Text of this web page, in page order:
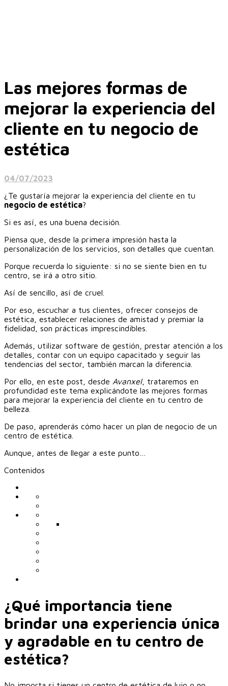
Las mejores formas de
mejorar la experiencia del
cliente en tu negocio de
estética
04/07/2023
¿Te gustaría mejorar la experiencia del cliente en tu
negocio de estética?
Si es así, es una buena decisión.
Piensa que, desde la primera impresión hasta la
personalización de los servicios, son detalles que cuentan.
Porque recuerda lo siguiente: si no se siente bien en tu
centro, se irá a otro sitio.
Así de sencillo, así de cruel.
Por eso, escuchar a tus clientes, ofrecer consejos de
estética, establecer relaciones de amistad y premiar la
fidelidad, son prácticas imprescindibles.
Además, utilizar software de gestión, prestar atención a los
detalles, contar con un equipo capacitado y seguir las
tendencias del sector, también marcan la diferencia.
Por ello, en este post, desde Avanxel, trataremos en
profundidad este tema explicándote las mejores formas
para mejorar la experiencia del cliente en tu centro de
belleza.
De paso, aprenderás cómo hacer un plan de negocio de un
centro de estética.
Aunque, antes de llegar a este punto…
Contenidos
¿Qué importancia tiene
brindar una experiencia única
y agradable en tu centro de
estética?